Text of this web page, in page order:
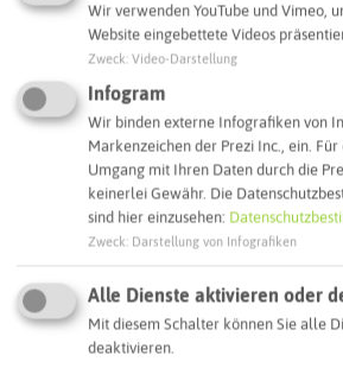
Routenplanung zum Ziel:
ÖPNV-Route finden
Autoroute finden
Was ihr hier noch
Wir verwenden YouTube und Vimeo,
Website eingebettete Videos
Zweck Video-Darstellung
Infogram
Wir binden externe Infografiken von
Markenzeichen der Prezi Inc., ein.
Umgang mit Ihren Daten durch die
keinerlei Gewähr. Die
sind hier einzusehen:
Zweck Darstellung von Infografiken
Alle Dienste aktivieren oder
Mit diesem Schalter können Sie alle
deaktivieren.